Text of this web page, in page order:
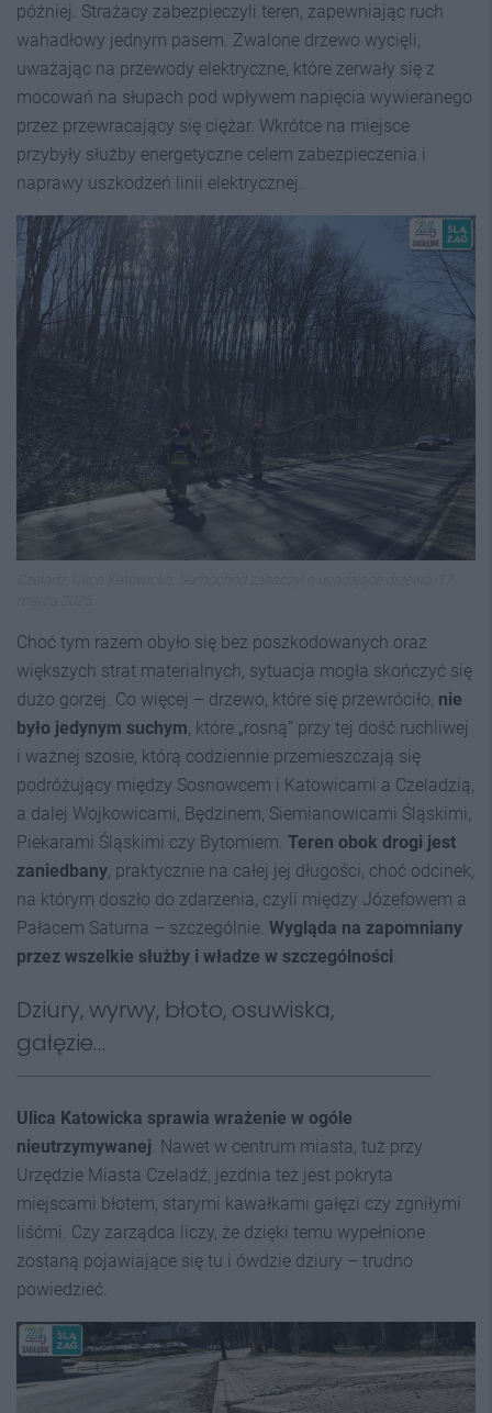
później. Strażacy zabezpieczyli teren, zapewniając ruch
wahadłowy jednym pasem. Zwalone drzewo wycięli,
uważając na przewody elektryczne, które zerwały się z
mocowań na słupach pod wpływem napięcia wywieranego
przez przewracający się ciężar. Wkrótce na miejsce
przybyły służby energetyczne celem zabezpieczenia i
naprawy uszkodzeń linii elektrycznej.
Choć tym razem obyło się bez poszkodowanych oraz
większych strat materialnych, sytuacja mogła skończyć się
dużo gorzej. Co więcej – drzewo, które się przewróciło, nie
było jedynym suchym , które „rosną” przy tej dość ruchliwej
i ważnej szosie, którą codziennie przemieszczają się
podróżujący między Sosnowcem i Katowicami a Czeladzią,
a dalej Wojkowicami, Będzinem, Siemianowicami Śląskimi,
Piekarami Śląskimi czy Bytomiem. Teren obok drogi jest
zaniedbany , praktycznie na całej jej długości, choć odcinek,
na którym doszło do zdarzenia, czyli między Józefowem a
Pałacem Saturna – szczególnie. Wygląda na zapomniany
przez wszelkie służby i władze w szczególności
Dziury, wyrwy, błoto, osuwiska,
gałęzie…
Ulica Katowicka sprawia wrażenie w ogóle
nieutrzymywanej . Nawet w centrum miasta, tuż przy
Urzędzie Miasta Czeladź, jezdnia też jest pokryta
miejscami błotem, starymi kawałkami gałęzi czy zgniłymi
liśćmi. Czy zarządca liczy, że dzięki temu wypełnione
zostaną pojawiające się tu i ówdzie dziury – trudno
powiedzieć.